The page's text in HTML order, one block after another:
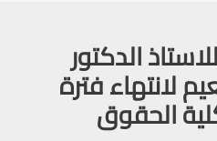
الدكتور
لانتهاء فترة
الحقوق